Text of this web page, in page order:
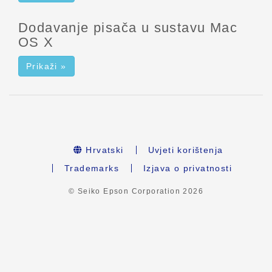
Dodavanje pisača u sustavu Mac
OS X
Prikaži »
Hrvatski
Uvjeti korištenja
Trademarks
Izjava o privatnosti
© Seiko Epson Corporation2026